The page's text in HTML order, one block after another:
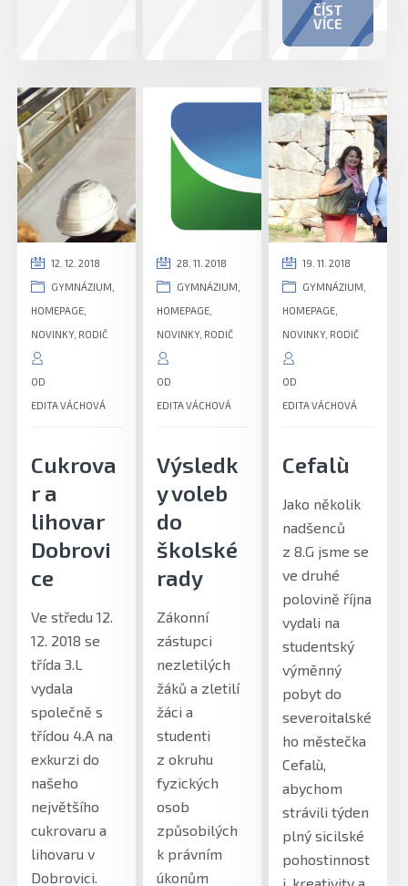
ČÍST
VÍCE
12. 12. 2018
GYMNÁZIUM
HOMEPAGE
NOVINKY, RODIČ
OD
EDITA VÁCHOVÁ
Cukrova
r a
lihovar
Dobrovi
ce
Ve středu 12.
12. 2018 se
třída 3.L
vydala
společně s
třídou 4.A na
exkurzi do
našeho
největšího
cukrovaru a
lihovaru v
Dobrovici.
28. 11. 2018
GYMNÁZIUM
HOMEPAGE
NOVINKY, RODIČ
OD
EDITA VÁCHOVÁ
Výsledk
y voleb
do
školské
rady
Zákonní
zástupci
nezletilých
žáků a zletilí
žáci a
studenti
z okruhu
fyzických
osob
způsobilých
k právním
úkonům
19. 11. 2018
GYMNÁZIUM
HOMEPAGE
NOVINKY, RODIČ
OD
EDITA VÁCHOVÁ
Cefalù
Jako několik
nadšenců
z 8.G jsme se
ve druhé
polovině října
vydali na
studentský
výměnný
pobyt do
severoitalské
ho městečka
Cefalù,
abychom
strávili týden
plný sicilské
pohostinnost